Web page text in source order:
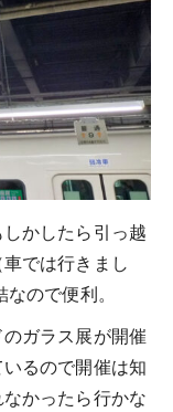
かしたら引っ越
では行きまし
ので便利。
ガラス展が開催
るので開催は知
かったら行かな